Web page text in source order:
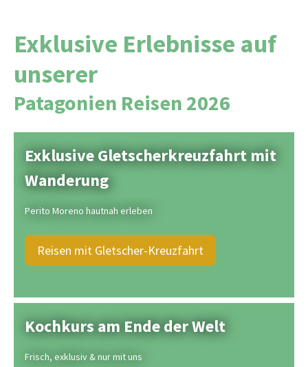
Exklusive Erlebnisse auf
unserer
Patagonien Reisen 2026
Exklusive Gletscherkreuzfahrt mit
Wanderung
Perito Moreno hautnah erleben
Reisen mit Gletscher-Kreuzfahrt
Kochkurs am Ende der Welt
Frisch, exklusiv & nur mit uns